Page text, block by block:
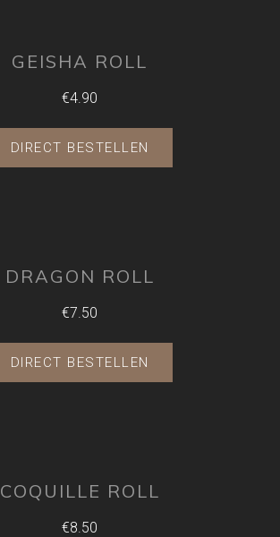
GEISHA ROLL
€4.90
DIRECT BESTELLEN
DRAGON ROLL
€7.50
DIRECT BESTELLEN
COQUILLE ROLL
€8.50